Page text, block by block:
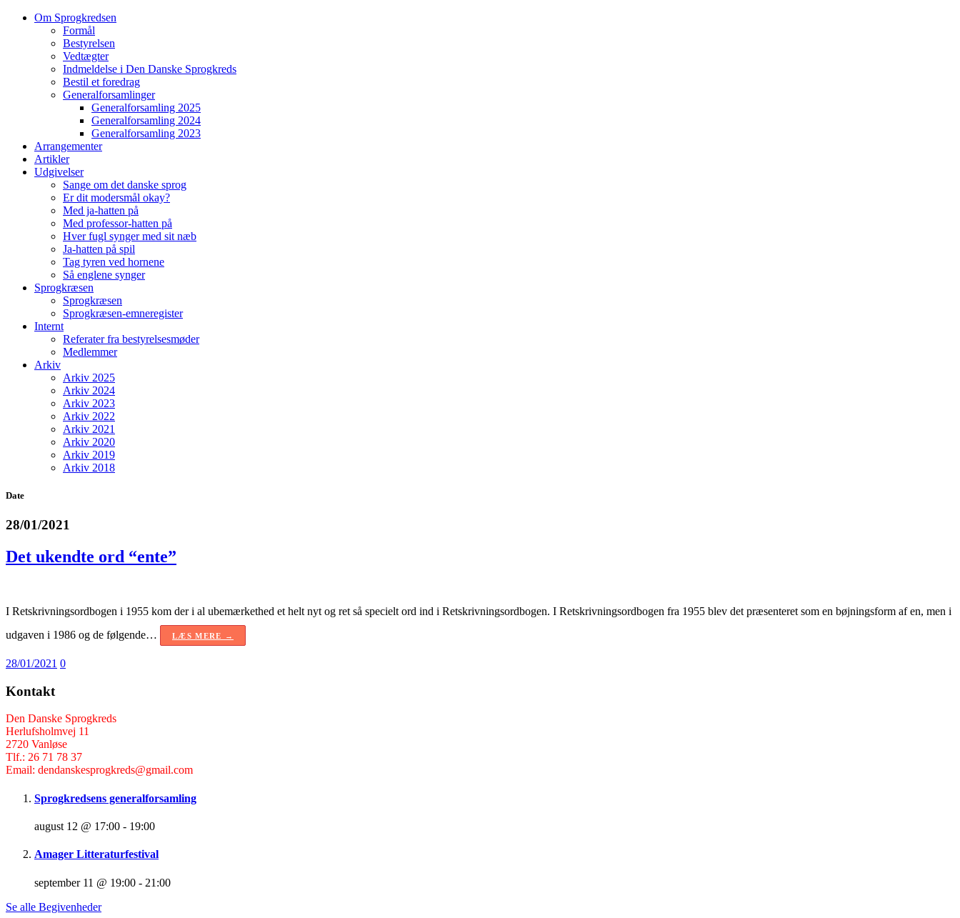
Om Sprogkredsen
Formål
Bestyrelsen
Vedtægter
Indmeldelse i Den Danske Sprogkreds
Bestil et foredrag
Generalforsamlinger
Generalforsamling 2025
Generalforsamling 2024
Generalforsamling 2023
Arrangementer
Artikler
Udgivelser
Sange om det danske sprog
Er dit modersmål okay?
Med ja-hatten på
Med professor-hatten på
Hver fugl synger med sit næb
Ja-hatten på spil
Tag tyren ved hornene
Så englene synger
Sprogkræsen
Sprogkræsen
Sprogkræsen-emneregister
Internt
Referater fra bestyrelsesmøder
Medlemmer
Arkiv
Arkiv 2025
Arkiv 2024
Arkiv 2023
Arkiv 2022
Arkiv 2021
Arkiv 2020
Arkiv 2019
Arkiv 2018
Date
28/01/2021
Det ukendte ord “ente”
I Retskrivningsordbogen i 1955 kom der i al ubemærkethed et helt nyt og ret så specielt ord ind i Retskrivningsordbogen. I Retskrivningsordbogen fra 1955 blev det præsenteret som en bøjningsform af en, men i
udgaven i 1986 og de følgende…
LÆS MERE →
28/01/2021 0
Kontakt
Den Danske Sprogkreds
Herlufsholmvej 11
2720 Vanløse
Tlf.: 26 71 78 37
Email: dendanskesprogkreds@gmail.com
Sprogkredsens generalforsamling
august 12 @ 17:00 - 19:00
Amager Litteraturfestival
september 11 @ 19:00 - 21:00
Se alle Begivenheder